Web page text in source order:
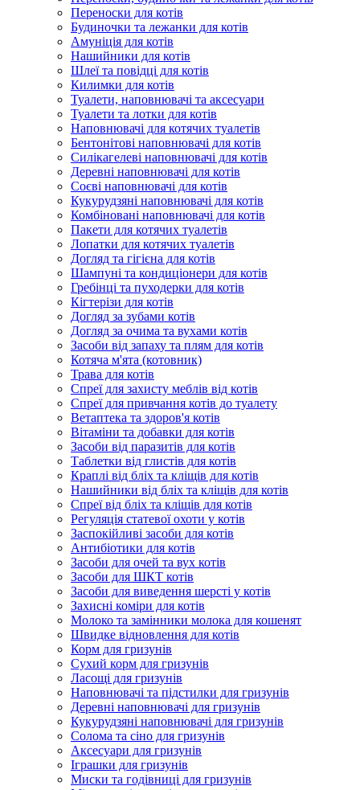
Переноски для котів
Будиночки та лежанки для котів
Амуніція для котів
Нашийники для котів
Шлеї та повідці для котів
Килимки для котів
Туалети, наповнювачі та аксесуари
Туалети та лотки для котів
Наповнювачі для котячих туалетів
Бентонітові наповнювачі для котів
Силікагелеві наповнювачі для котів
Деревні наповнювачі для котів
Соєві наповнювачі для котів
Кукурудзяні наповнювачі для котів
Комбіновані наповнювачі для котів
Пакети для котячих туалетів
Лопатки для котячих туалетів
Догляд та гігієна для котів
Шампуні та кондиціонери для котів
Гребінці та пуходерки для котів
Кігтерізи для котів
Догляд за зубами котів
Догляд за очима та вухами котів
Засоби від запаху та плям для котів
Котяча м'ята (котовник)
Трава для котів
Спреї для захисту меблів від котів
Спреї для привчання котів до туалету
Ветаптека та здоров'я котів
Вітаміни та добавки для котів
Засоби від паразитів для котів
Таблетки від глистів для котів
Краплі від бліх та кліщів для котів
Нашийники від бліх та кліщів для котів
Спреї від бліх та кліщів для котів
Регуляція статевої охоти у котів
Заспокійливі засоби для котів
Антибіотики для котів
Засоби для очей та вух котів
Засоби для ШКТ котів
Засоби для виведення шерсті у котів
Захисні коміри для котів
Молоко та замінники молока для кошенят
Швидке відновлення для котів
Корм для гризунів
Сухий корм для гризунів
Ласощі для гризунів
Наповнювачі та підстилки для гризунів
Деревні наповнювачі для гризунів
Кукурудзяні наповнювачі для гризунів
Солома та сіно для гризунів
Аксесуари для гризунів
Іграшки для гризунів
Миски та годівниці для гризунів